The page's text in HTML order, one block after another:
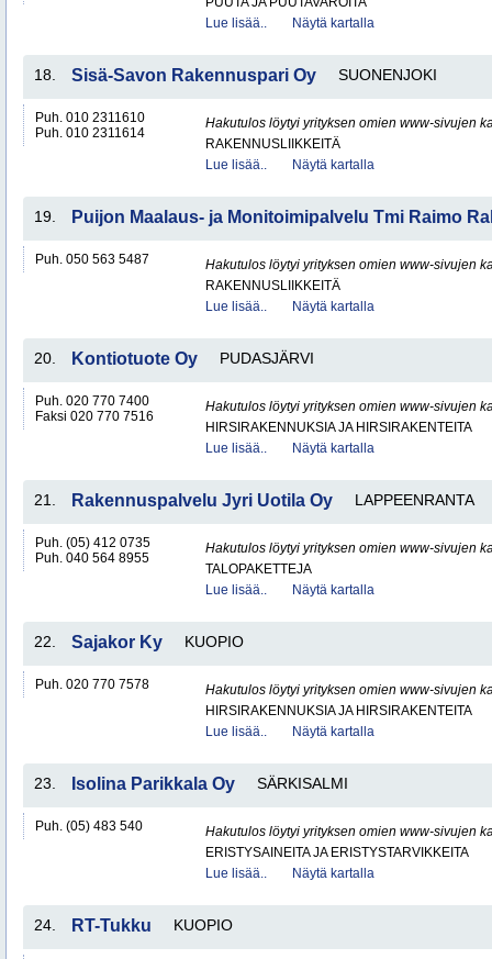
Lue lisää..
Näytä kartalla
18. Sisä-Savon Rakennuspari Oy SUONENJOKI
Puh. 010 2311610
Puh. 010 2311614
Hakutulos löytyi yrityksen omien www-sivujen
RAKENNUSLIIKKEITÄ
Lue lisää..
Näytä kartalla
19. Puijon Maalaus- ja Monitoimipalvelu Tmi Raimo
Puh. 050 563 5487
Hakutulos löytyi yrityksen omien www-sivujen
RAKENNUSLIIKKEITÄ
Lue lisää..
Näytä kartalla
20. Kontiotuote Oy PUDASJÄRVI
Puh. 020 770 7400
Faksi 020 770 7516
Hakutulos löytyi yrityksen omien www-sivujen
HIRSIRAKENNUKSIA JA HIRSIRAKENTEITA
Lue lisää..
Näytä kartalla
21. Rakennuspalvelu Jyri Uotila Oy LAPPEENRANTA
Puh. (05) 412 0735
Puh. 040 564 8955
Hakutulos löytyi yrityksen omien www-sivujen
TALOPAKETTEJA
Lue lisää..
Näytä kartalla
22. Sajakor Ky KUOPIO
Puh. 020 770 7578
Hakutulos löytyi yrityksen omien www-sivujen
HIRSIRAKENNUKSIA JA HIRSIRAKENTEITA
Lue lisää..
Näytä kartalla
23. Isolina Parikkala Oy SÄRKISALMI
Puh. (05) 483 540
Hakutulos löytyi yrityksen omien www-sivujen
ERISTYSAINEITA JA ERISTYSTARVIKKEITA
Lue lisää..
Näytä kartalla
24. RT-Tukku KUOPIO